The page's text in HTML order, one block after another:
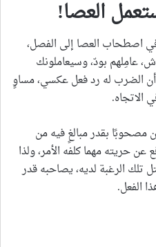
اصطحاب العصا إلى الفصل،
عامِلهم بودّ، وسيعاملونك
أن الضرب له رد فعل عكسي، مساوٍ
الاتجاه.
مصحوبًا بقدر مبالغٍ فيه من
عن حريته مهما كلفه الأمر، ولذا
تلك الرغبة لديه، يصاحبه قدر
الفعل.